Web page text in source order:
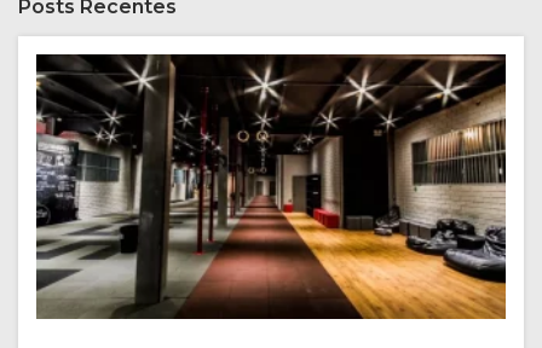
Posts Recentes